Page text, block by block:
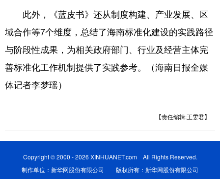
此外，《蓝皮书》还从制度构建、产业发展、区
域合作等7个维度，总结了海南标准化建设的实践路径
与阶段性成果，为相关政府部门、行业及经营主体完
善标准化工作机制提供了实践参考。（海南日报全媒
体记者李梦瑶）
【责任编辑:王雯君】
Copyright © 2000 - 2026 XINHUANET.com All Rights Reserved.
制作单位：新华网股份有限公司 版权所有：新华网股份有限公司